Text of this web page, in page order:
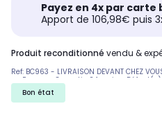
Payez en 4x par
Apport de 106,98€ puis
produit reconditionné vendu &
Ref: BC963 - LIVRAISON DEVANT CHEZ
en France - Garantie 24 mois -
accessible. - Nous ne pouvons
vers la Corse. Pas de reprise d'un ancien
Bon état